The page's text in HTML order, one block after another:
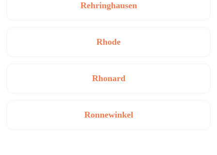
Rehringhausen
Rhode
Rhonard
Ronnewinkel